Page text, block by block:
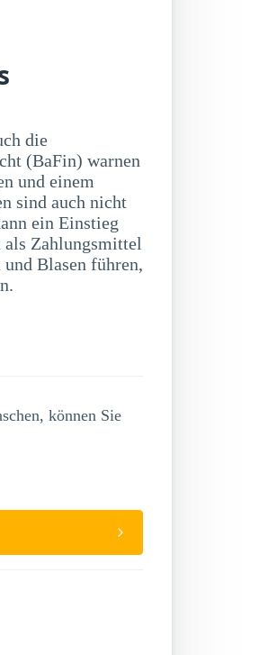
die
(BaFin) warnen
und einem
sind auch nicht
ein Einstieg
Zahlungsmittel
können Sie